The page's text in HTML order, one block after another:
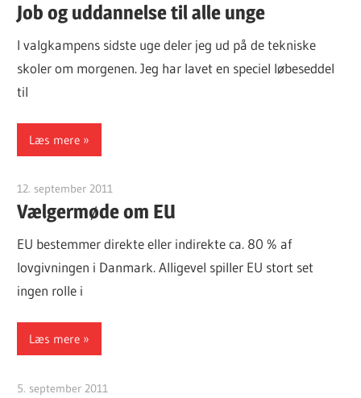
Job og uddannelse til alle unge
I valgkampens sidste uge deler jeg ud på de tekniske
skoler om morgenen. Jeg har lavet en speciel løbeseddel
til
Læs mere
12. september 2011
Vælgermøde om EU
EU bestemmer direkte eller indirekte ca. 80 % af
lovgivningen i Danmark. Alligevel spiller EU stort set
ingen rolle i
Læs mere
5. september 2011